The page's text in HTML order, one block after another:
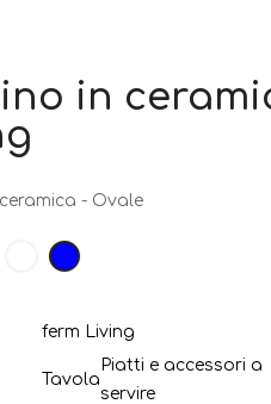
in
- Ovale
BiancoBlu
ferm Living
Tavola
Piatti e accessori a
servire